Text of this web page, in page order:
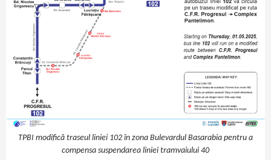
TPBI modifică traseul liniei 102 în zona Bulevardul Basarabia pentru a
compensa suspendarea liniei tramvaiului 40